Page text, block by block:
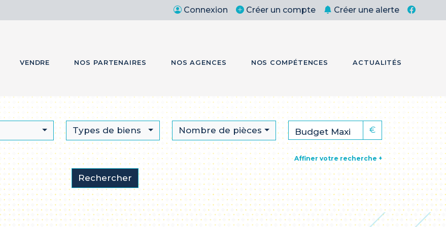
Connexion Créer un compte Créer une alerte
VENDRE NOS PARTENAIRES NOS AGENCES NOS COMPÉTENCES ACTUALITÉS
Types de biens Nombre de pièces €
Affiner votre recherche +
Rechercher